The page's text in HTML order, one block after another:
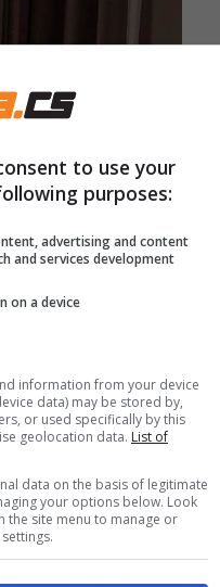
più, e le finestre
to use your
purposes:
advertising and content
and services development
on a device
information from your device
data) may be stored by,
or used specifically by this
geolocation data. List of
data on the basis of legitimate
your options below. Look
the site menu to manage or